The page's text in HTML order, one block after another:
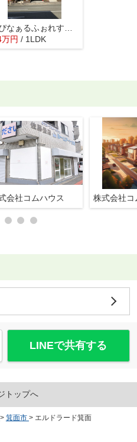
えぴなぁるふぉれすとⅢ
万円 / 1LDK
会社コムハウス 株式会社コ
LINEで共有する
トップへ
> 箕面市 > エルドラード箕面